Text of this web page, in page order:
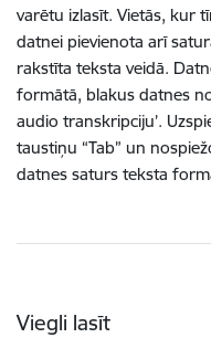
varētu izlasīt. Vietās, kur
datnei pievienota arī
rakstīta teksta veidā.
formātā, blakus datnes
audio transkripciju’.
taustiņu “Tab” un
datnes saturs teksta
Viegli lasīt